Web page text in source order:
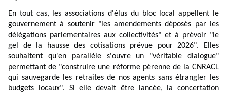
En tout cas, les associations d'élus du bloc local appellent le
gouvernement à soutenir "les amendements déposés par les
délégations parlementaires aux collectivités" et à prévoir "le
gel de la hausse des cotisations prévue pour 2026". Elles
souhaitent qu'en parallèle s'ouvre un "véritable dialogue"
permettant de "construire une réforme pérenne de la CNRACL
qui sauvegarde les retraites de nos agents sans étrangler les
budgets locaux". Si elle devait être lancée, la concertation